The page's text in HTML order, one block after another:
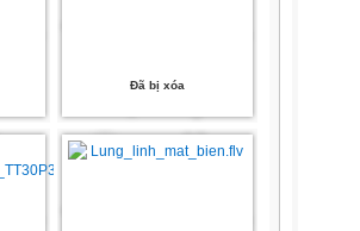
Đã bị xóa